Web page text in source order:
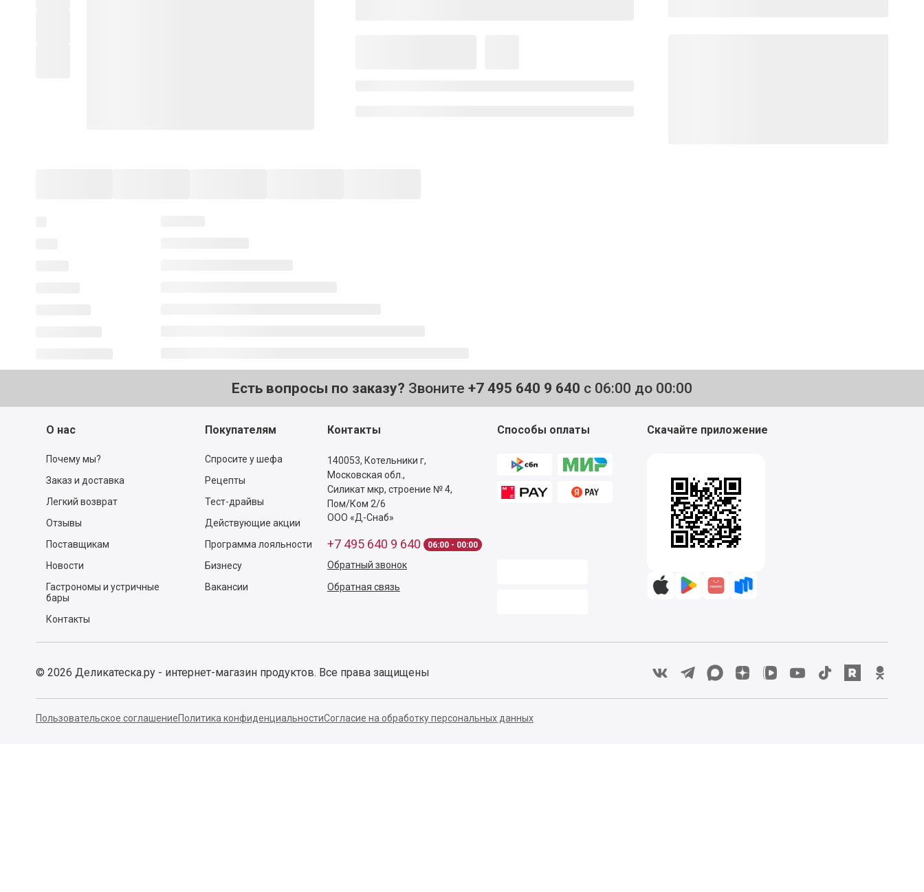
Есть вопросы по заказу? Звоните +7 495 640 9 640 с 06:00 до 00:00
О нас
Почему мы?
Заказ и доставка
Легкий возврат
Отзывы
Поставщикам
Новости
Гастрономы и устричные
бары
Контакты
Покупателям
Спросите у шефа
Рецепты
Тест-драйвы
Действующие акции
Программа лояльности
Бизнесу
Вакансии
Контакты
140053, Котельники г,
Московская обл.,
Силикат мкр, строение № 4,
Пом/Ком 2/6
ООО «Д-Снаб»
+7 495 640 9 640 06:00 - 00:00
Обратный звонок
Обратная связь
Способы оплаты Скачайте приложение
© 2026 Деликатеска.ру - интернет-магазин продуктов. Все права защищены
Пользовательское соглашениеПолитика конфиденциальностиСогласие на обработку персональных данных